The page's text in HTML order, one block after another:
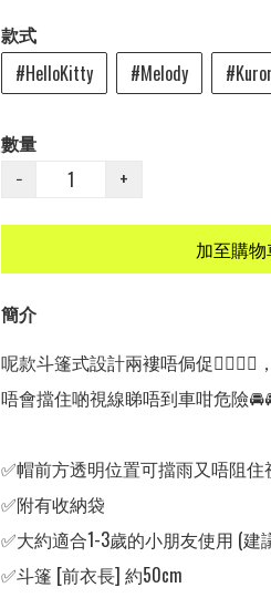
款式
#HelloKitty
#Melody
數量
−
+
加至購
簡介
呢款斗篷式設計兩褸唔侷促
唔會擋住啲視線睇唔到車咁危險
✅帽前方透明位置可擋雨又唔阻住
✅附有收納袋
✅大約適合1-3歲的小朋友使用 (建
✅斗篷 [前衣長] 約50cm